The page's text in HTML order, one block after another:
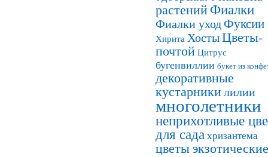
растенийФиалки
Фиалки уходФуксии
Хирита ХостыЦветы-
почтой Цитрус
бугенвиллии букет из
декоративные
кустарникилилии
многолетники
неприхотливые
для садахризантема
цветы экзотические